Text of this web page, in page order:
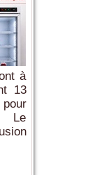
à
13
pour
Le